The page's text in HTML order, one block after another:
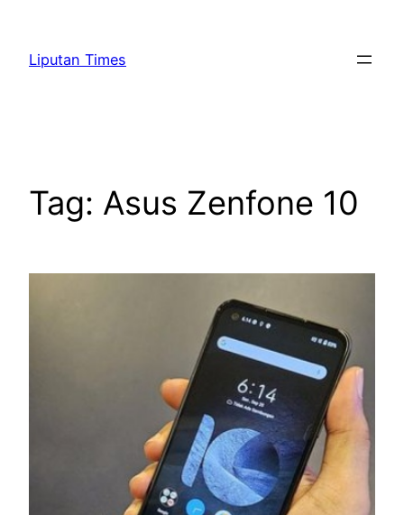
content
Liputan Times
Tag: Asus Zenfone 10